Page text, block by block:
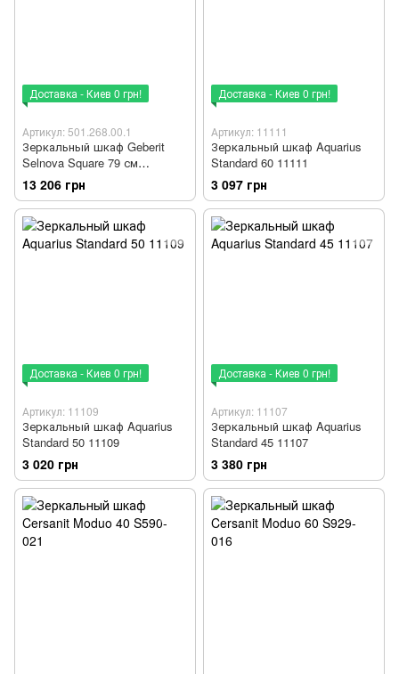
Доставка - Киев 0 грн!
Артикул: 501.268.00.1
Зеркальный шкаф Geberit
Selnova Square 79 см
501.268.00.1
13 206 грн
Доставка - Киев 0 грн!
Артикул: 11111
Зеркальный шкаф Aquarius
Standard 60 11111
3 097 грн
Доставка - Киев 0 грн!
Артикул: 11109
Зеркальный шкаф Aquarius
Standard 50 11109
3 020 грн
Доставка - Киев 0 грн!
Артикул: 11107
Зеркальный шкаф Aquarius
Standard 45 11107
3 380 грн